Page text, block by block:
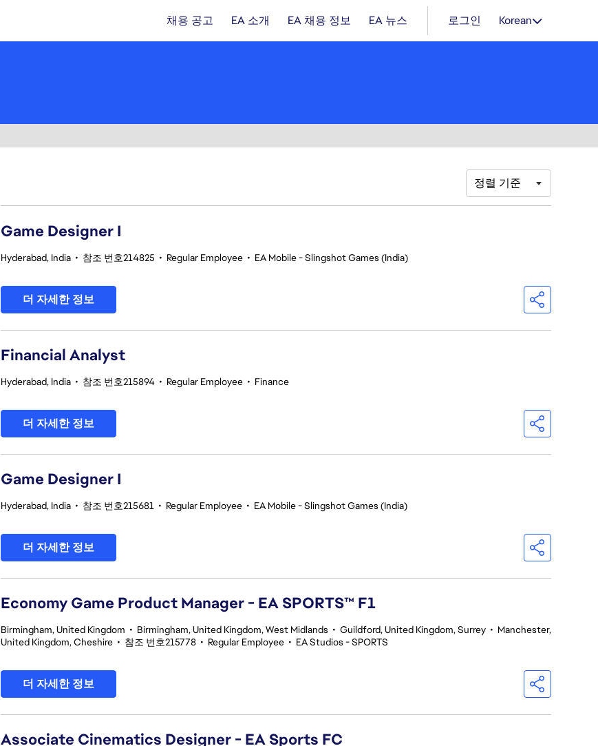
채용 공고 EA 소개 EA 채용 정보 EA 뉴스 로그인 Korean
정렬 기준
Game Designer I
Hyderabad, India • 참조 번호214825 • Regular Employee • EA Mobile - Slingshot Games (India)
더 자세한 정보
Financial Analyst
Hyderabad, India • 참조 번호215894 • Regular Employee • Finance
더 자세한 정보
Game Designer I
Hyderabad, India • 참조 번호215681 • Regular Employee • EA Mobile - Slingshot Games (India)
더 자세한 정보
Economy Game Product Manager - EA SPORTS™ F1
Birmingham, United Kingdom • Birmingham, United Kingdom, West Midlands • Guildford, United Kingdom, Surrey • Manchester,
United Kingdom, Cheshire • 참조 번호215778 • Regular Employee • EA Studios - SPORTS
더 자세한 정보
Associate Cinematics Designer - EA Sports FC